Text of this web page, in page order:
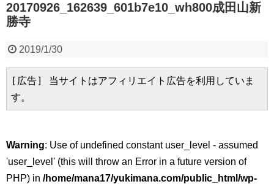
20170926_162639_601b7e10_wh800成田山新
勝寺
2019/1/30
[広告] 当サイトはアフィリエイト広告を利用していま
す。
Warning: Use of undefined constant user_level - assumed
'user_level' (this will throw an Error in a future version of
PHP) in /home/mana17/yukimana.com/public_html/wp-